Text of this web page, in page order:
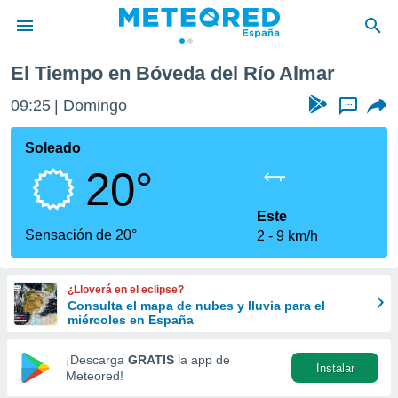
de
por
que se
calidad.
a este
las
y
forma
digital
basada
El Tiempo en Bóveda del Río Almar
09:25 Domingo ...
Soleado
20°
Sensación de 20°
Este
2
9 km/h
¿Lloverá en el eclipse?
Consulta el mapa de nubes y lluvia para el
miércoles en España
¡Descarga GRATIS la app de
Meteored!
Instalar